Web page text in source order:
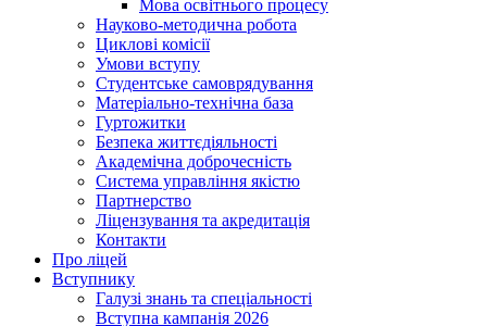
Мова освітнього процесу
Науково-методична робота
Циклові комісії
Умови вступу
Студентське самоврядування
Матеріально-технічна база
Гуртожитки
Безпека життєдіяльності
Академічна доброчесність
Система управління якістю
Партнерство
Ліцензування та акредитація
Контакти
Про ліцей
Вступнику
Галузі знань та спеціальності
Вступна кампанія 2026